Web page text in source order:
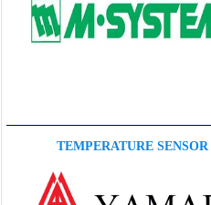
TEMPERATURE SENSOR